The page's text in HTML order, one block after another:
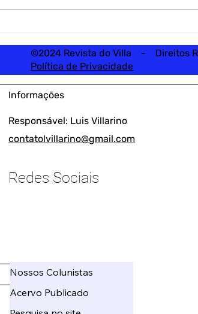
©2024 Revista do Villa - Direitos
Política de Privacidade
Informações
Responsável: Luis Villarino
contatolvillarino@gmail.com
Redes Sociais
_____
Nossos Colunistas
Acervo Publicado